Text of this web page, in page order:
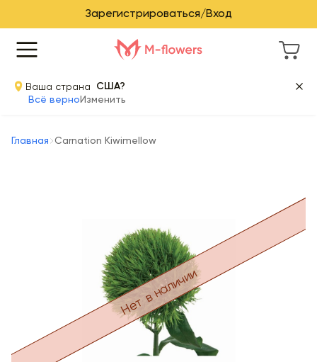
Зарегистрироваться/Вход
Ваша страна
США?
Всё верно Изменить
Главная Carnation Kiwimellow
Нет в наличии